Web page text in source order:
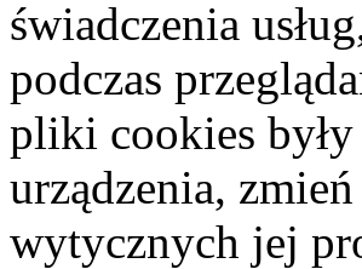
świadczenia
podczas
pliki cookies
urządzenia,
wytycznych jej